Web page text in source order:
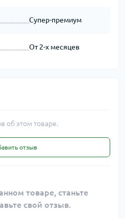
Супер-премиум
От 2-х месяцев
об этом товаре.
отзыв
товаре, станьте
свой отзыв.